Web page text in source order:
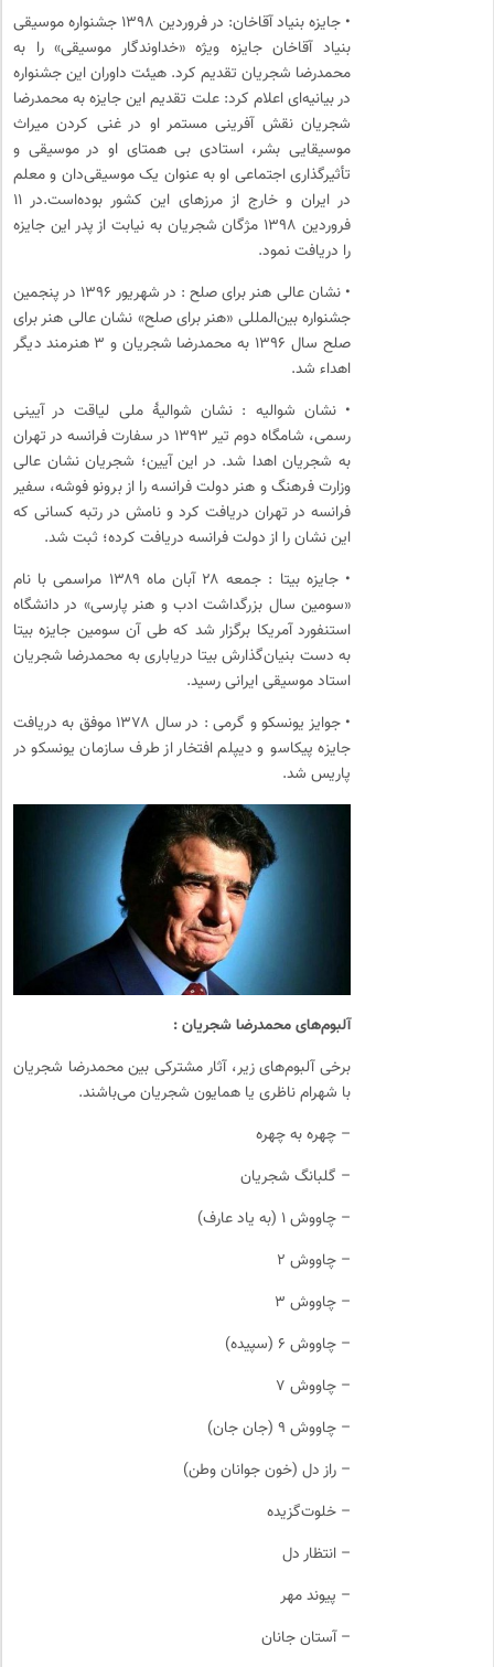
• جایزه بنیاد آقاخان: در فروردین ۱۳۹۸ جشنواره موسیقی
بنیاد آقاخان جایزه ویژه «خداوندگار موسیقی» را به
محمدرضا شجریان تقدیم کرد. هیئت داوران این جشنواره
در بیانیه‌ای اعلام کرد: علت تقدیم این جایزه به محمدرضا
شجریان نقش آفرینی مستمر او در غنی کردن میراث
موسیقایی بشر، استادی بی همتای او در موسیقی و
تأثیرگذاری اجتماعی او به عنوان یک موسیقی‌دان و معلم
در ایران و خارج از مرزهای این کشور بوده‌است.در ۱۱
فروردین ۱۳۹۸ مژگان شجریان به نیابت از پدر این جایزه
را دریافت نمود.
• نشان عالی هنر برای صلح : در شهریور ۱۳۹۶ در پنجمین
جشنواره بین‌المللی «هنر برای صلح» نشان عالی هنر برای
صلح سال ۱۳۹۶ به محمدرضا شجریان و ۳ هنرمند دیگر
اهداء شد.
• نشان شوالیه : نشان شوالیهٔ ملی لیاقت در آیینی
رسمی، شامگاه دوم تیر ۱۳۹۳ در سفارت فرانسه در تهران
به شجریان اهدا شد. در این آیین؛ شجریان نشان عالی
وزارت فرهنگ و هنر دولت فرانسه را از برونو فوشه، سفیر
فرانسه در تهران دریافت کرد و نامش در رتبه کسانی که
این نشان را از دولت فرانسه دریافت کرده؛ ثبت شد.
• جایزه بیتا : جمعه ۲۸ آبان ماه ۱۳۸۹ مراسمی با نام
«سومین سال بزرگداشت ادب و هنر پارسی» در دانشگاه
استنفورد آمریکا برگزار شد که طی آن سومین جایزه بیتا
به دست بنیان‌گذارش بیتا دریاباری به محمدرضا شجریان
استاد موسیقی ایرانی رسید.
• جوایز یونسکو و گرمی : در سال ۱۳۷۸ موفق به دریافت
جایزه پیکاسو و دیپلم افتخار از طرف سازمان یونسکو در
پاریس شد.
آلبوم‌های محمدرضا شجریان :
برخی آلبوم‌های زیر، آثار مشترکی بین محمدرضا شجریان
با شهرام ناظری یا همایون شجریان می‌باشند.
– چهره به چهره
– گلبانگ شجریان
– چاووش ۱ (به یاد عارف)
– چاووش ۲
– چاووش ۳
– چاووش ۶ (سپیده)
– چاووش ۷
– چاووش ۹ (جان جان)
– راز دل (خون جوانان وطن)
– خلوت‌گزیده
– انتظار دل
– پیوند مهر
– آستان جانان